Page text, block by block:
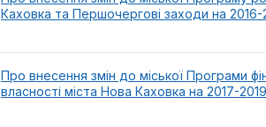
Каховка та Першочергові заходи на
Про внесення змін до міської Програми
власності міста Нова Каховка на 2017-